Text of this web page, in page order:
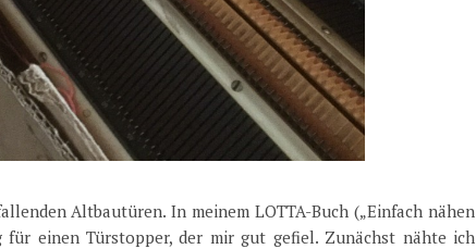
Altbautüren. In meinem LOTTA-Buch („Einfach nähen
einen Türstopper, der mir gut gefiel. Zunächst nähte ich